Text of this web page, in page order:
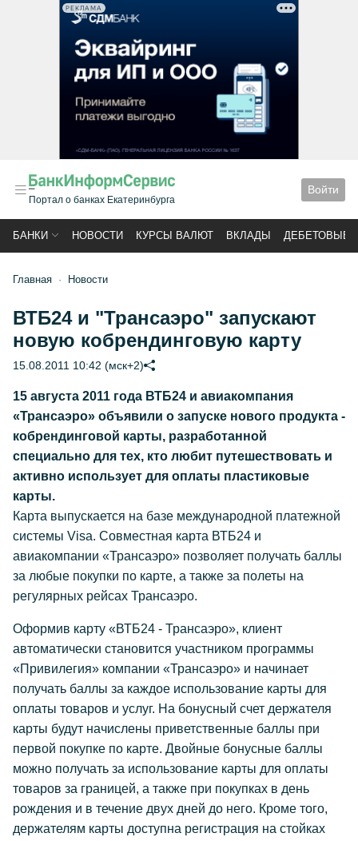
РЕКЛАМА
Портал о банках Екатеринбурга
Войти
БАНКИ НОВОСТИ КУРСЫ ВАЛЮТ ВКЛАДЫ ДЕБЕТОВЫЕ
Главная Новости
ВТБ24 и "Трансаэро" запускают
новую кобрендинговую карту
15.08.2011 10:42 (мск+2)
15 августа 2011 года ВТБ24 и авиакомпания
«Трансаэро» объявили о запуске нового продукта -
кобрендинговой карты, разработанной
специально для тех, кто любит путешествовать и
активно использует для оплаты пластиковые
карты.
Карта выпускается на базе международной платежной
системы Visa. Совместная карта ВТБ24 и
авиакомпании «Трансаэро» позволяет получать баллы
за любые покупки по карте, а также за полеты на
регулярных рейсах Трансаэро.
Оформив карту «ВТБ24 - Трансаэро», клиент
автоматически становится участником программы
«Привилегия» компании «Трансаэро» и начинает
получать баллы за каждое использование карты для
оплаты товаров и услуг. На бонусный счет держателя
карты будут начислены приветственные баллы при
первой покупке по карте. Двойные бонусные баллы
можно получать за использование карты для оплаты
товаров за границей, а также при покупках в день
рождения и в течение двух дней до него. Кроме того,
держателям карты доступна регистрация на стойках